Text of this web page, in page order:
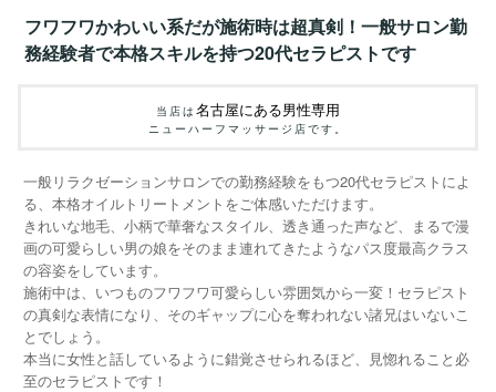
フワフワかわいい系だが施術時は超真剣！一般サロン勤
務経験者で本格スキルを持つ20代セラピストです
当店は名古屋にある男性専用
ニューハーフマッサージ店です。
一般リラクゼーションサロンでの勤務経験をもつ20代セラピストによ
る、本格オイルトリートメントをご体感いただけます。
きれいな地毛、小柄で華奢なスタイル、透き通った声など、まるで漫
画の可愛らしい男の娘をそのまま連れてきたようなパス度最高クラス
の容姿をしています。
施術中は、いつものフワフワ可愛らしい雰囲気から一変！セラピスト
の真剣な表情になり、そのギャップに心を奪われない諸兄はいないこ
とでしょう。
本当に女性と話しているように錯覚させられるほど、見惚れること必
至のセラピストです！